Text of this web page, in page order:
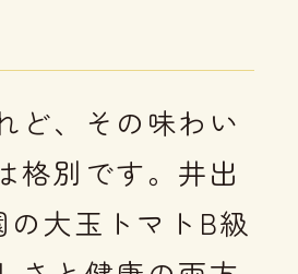
ど、その味わい
格別です。井出
の大玉トマトB級